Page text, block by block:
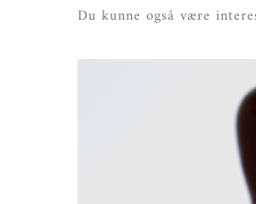
Du kunne også være